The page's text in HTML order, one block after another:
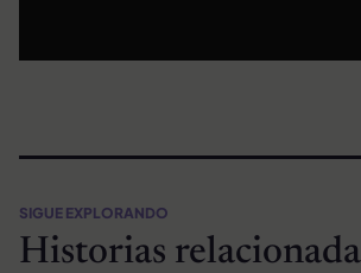
SIGUE EXPLORANDO
Historias